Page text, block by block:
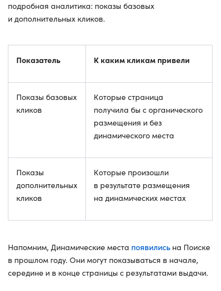
подробная аналитика: показы базовых
и дополнительных кликов.
Показатель К каким кликам привели
Показы базовых
кликов
Которые страница
получила бы с органического
размещения и без
динамического места
Показы
дополнительных
кликов
Которые произошли
в результате размещения
на динамических местах
Напомним, Динамические места появились на Поиске
в прошлом году. Они могут показываться в начале,
середине и в конце страницы с результатами выдачи.